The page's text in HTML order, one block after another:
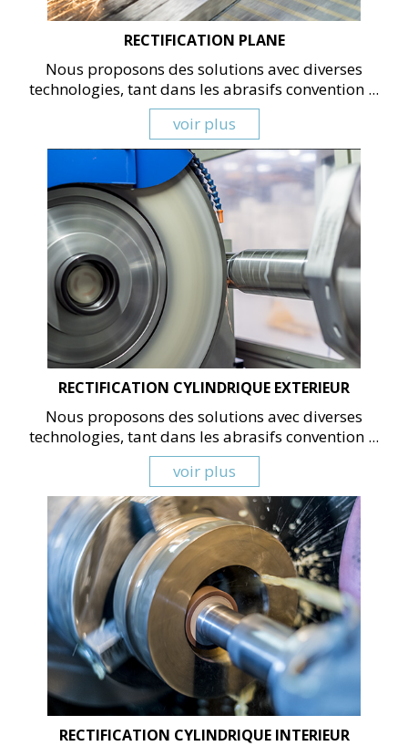
RECTIFICATION PLANE
Nous proposons des solutions avec diverses
technologies, tant dans les abrasifs convention ...
voir plus
RECTIFICATION CYLINDRIQUE EXTERIEUR
Nous proposons des solutions avec diverses
technologies, tant dans les abrasifs convention ...
voir plus
RECTIFICATION CYLINDRIQUE INTERIEUR